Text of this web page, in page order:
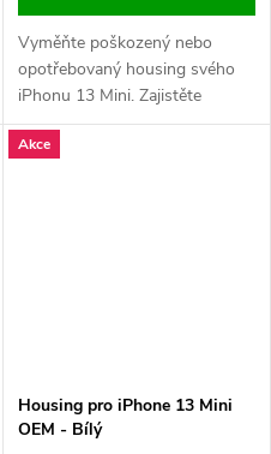
Vyměňte poškozený nebo
opotřebovaný housing svého
iPhonu 13 Mini. Zajistěte
perfektní vzhled a ochranu
vnitřních komponent vašeho
Akce
Housing pro iPhone 13 Mini
OEM - Bílý